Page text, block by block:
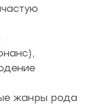
жанры рода